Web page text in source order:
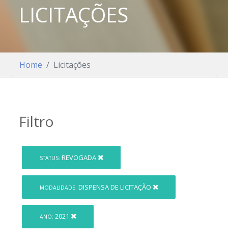
LICITAÇÕES
Home Licitações
Filtro
STATUS: REVOGADA
MODALIDADE: DISPENSA DE LICITAÇÃO
ANO: 2021